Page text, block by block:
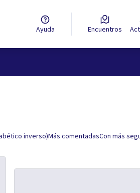
Ayuda Encuentros
inverso)Más comentadasCon más